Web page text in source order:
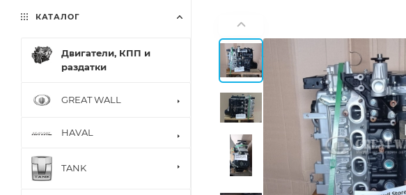
КАТАЛОГ
Двигатели, КПП и
раздатки
GREAT WALL
HAVAL
TANK